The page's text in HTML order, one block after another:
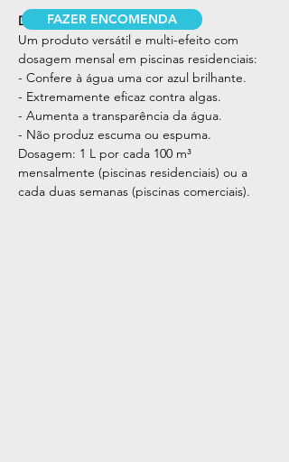
DESCRIÇÃO
Um produto versátil e multi-efeito com
dosagem mensal em piscinas residenciais:
- Confere à água uma cor azul brilhante.
- Extremamente eficaz contra algas.
- Aumenta a transparência da água.
- Não produz escuma ou espuma.
Dosagem: 1 L por cada 100 m³
mensalmente (piscinas residenciais) ou a
cada duas semanas (piscinas comerciais).
FAZER ENCOMENDA